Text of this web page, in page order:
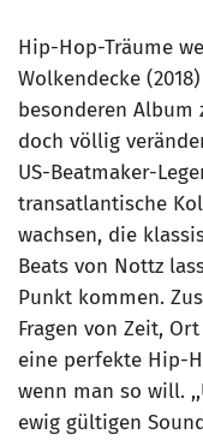
Hip-Hop-Träume
Wolkendecke
besonderen Album
doch völlig
US-Beatmaker-
transatlantische
wachsen, die
Beats von Nottz
Punkt kommen.
Fragen von Zeit,
eine perfekte Hip-
wenn man so will.
ewig gültigen